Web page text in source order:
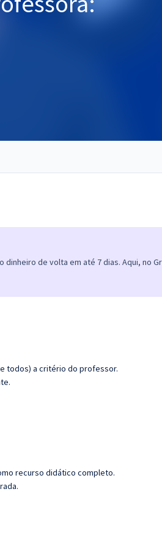
de volta em até 7 dias. Aqui, no
todos) a critério do professor.
recurso didático completo.